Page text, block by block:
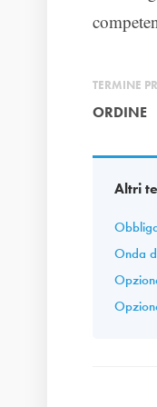
TERMINE
ORDINE
Altri
Onda